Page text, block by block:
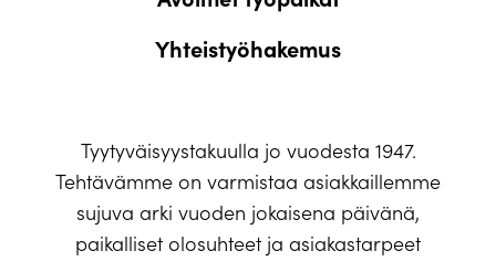
Yhteistyöhakemus
Tyytyväisyystakuulla jo vuodesta 1947.
Tehtävämme on varmistaa asiakkaillemme
sujuva arki vuoden jokaisena päivänä,
paikalliset olosuhteet ja asiakastarpeet